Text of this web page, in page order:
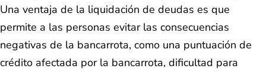
Una ventaja de la liquidación de deudas es que
permite a las personas evitar las consecuencias
negativas de la bancarrota, como una puntuación de
crédito afectada por la bancarrota, dificultad para